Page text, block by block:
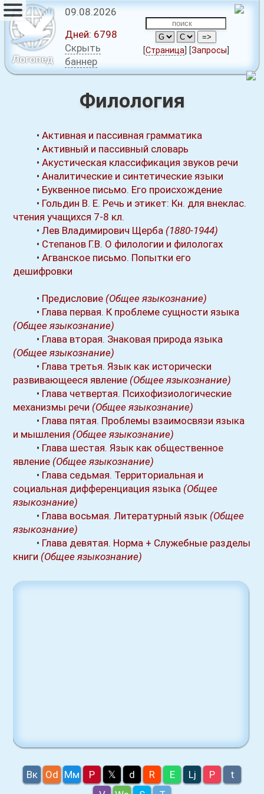
Логопед
09.08.2026
Дней: 6798
Скрыть
баннер
[Страница [Запросы
Филология
•Активная и пассивная грамматика
•Активный и пассивный словарь
•Акустическая классификация звуков речи
•Аналитические и синтетические языки
• Буквенное письмо. Его происхождение
• Гольдин В. Е. Речь и этикет: Кн. для внеклас.
чтения учащихся 7-8 кл.
•Лев Владимирович Щерба (1880-1944)
• Степанов Г.В. О филологии и филологах
•Агванское письмо. Попытки его
дешифровки
• Предисловие (Общее языкознание)
• Глава первая. К проблеме сущности языка
(Общее языкознание)
• Глава вторая. Знаковая природа языка
(Общее языкознание)
• Глава третья. Язык как исторически
развивающееся явление (Общее языкознание)
• Глава четвертая. Психофизиологические
механизмы речи (Общее языкознание)
• Глава пятая. Проблемы взаимосвязи языка
и мышления (Общее языкознание)
• Глава шестая. Язык как общественное
явление (Общее языкознание)
• Глава седьмая. Территориальная и
социальная дифференциация языка (Общее
языкознание)
• Глава восьмая. Литературный язык (Общее
языкознание)
• Глава девятая. Норма + Служебные разделы
книги (Общее языкознание)
Вк Оd Мм P 𝕏 d R E Lj P
t